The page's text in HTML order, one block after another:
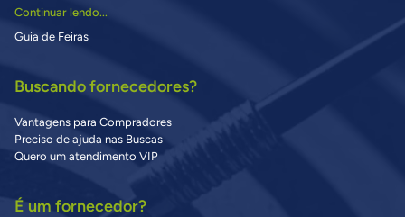
Continuar lendo...
Guia de Feiras
Buscando fornecedores?
Vantagens para Compradores
Preciso de ajuda nas Buscas
Quero um atendimento VIP
É um fornecedor?